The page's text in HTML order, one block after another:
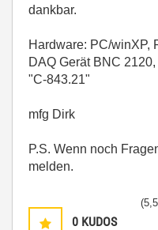
dankbar.
Hardware: PC/winXP,
DAQ Gerät BNC
"C-843.21"
mfg Dirk
P.S. Wenn noch
melden.
0 KUDOS